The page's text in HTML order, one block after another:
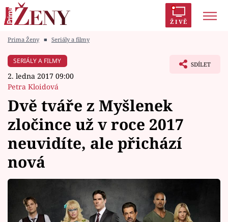
ŽIVĚ
Módní alarm
Témata
Celebrity
Vztahy
Seriály
Prima Ženy ■ Seriály a filmy
SERIÁLY A FILMY
2. ledna 2017 09:00
Petra Kloidová
SDÍLET
Dvě tváře z Myšlenek
zločince už v roce 2017
neuvidíte, ale přichází
nová